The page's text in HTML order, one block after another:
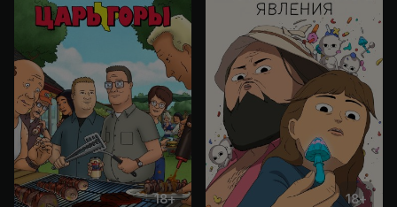
18+ 18+